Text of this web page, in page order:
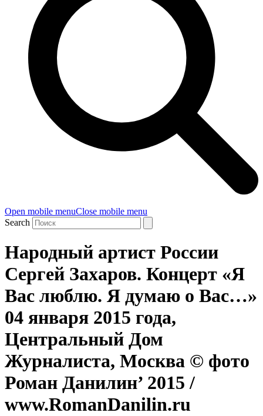
Open mobile menuClose mobile menu
Search
Народный артист России
Сергей Захаров. Концерт «Я
Вас люблю. Я думаю о Вас…»
04 января 2015 года,
Центральный Дом
Журналиста, Москва © фото
Роман Данилин’ 2015 /
www.RomanDanilin.ru